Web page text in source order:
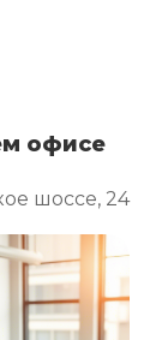
офисе
шоссе, 24